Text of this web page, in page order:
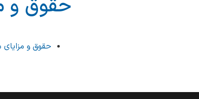
حقوق و
حقوق و مزایای